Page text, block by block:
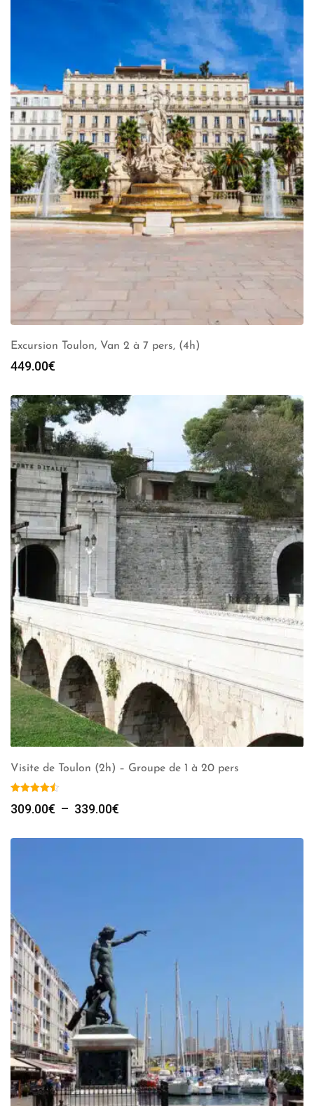
389.00€
Excursion Toulon, Van 2 à 7 pers, (4h)
449.00€
Visite de Toulon (2h) – Groupe de 1 à 20 pers
309.00€ – 339.00€
prix :